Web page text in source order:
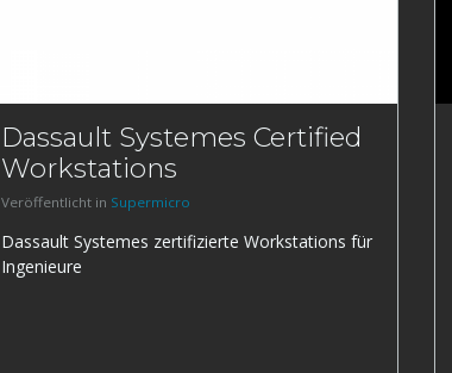
Dassault Systemes Certified
Workstations
Veröffentlicht in Supermicro
Dassault Systemes zertifizierte Workstations für
Ingenieure